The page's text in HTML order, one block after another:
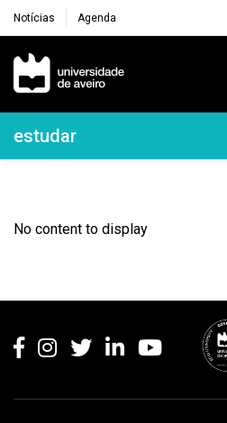
Notícias Agenda
Navegação Principal
Navegação Lateral
estudar
No content to display